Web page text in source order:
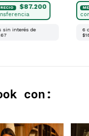
$87.200
sin interés de
6
con: